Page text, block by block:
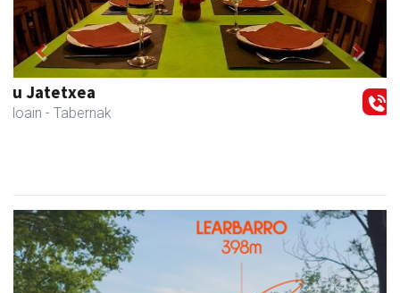
Ondarreta taberna
Andoain - Tabernak
Previous Next